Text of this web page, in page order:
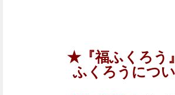
★『福ふくろ
ふくろうにつ